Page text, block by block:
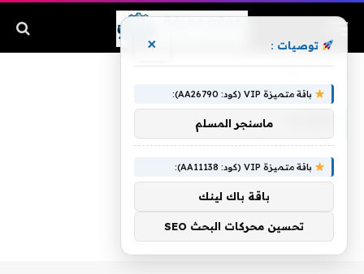
توصيات : ×
باقة متميزة VIP (كود: AA26790):
ماسنجر المسلم
باقة متميزة VIP (كود: AA11138):
باقة باك لينك
تحسين محركات البحث SEO